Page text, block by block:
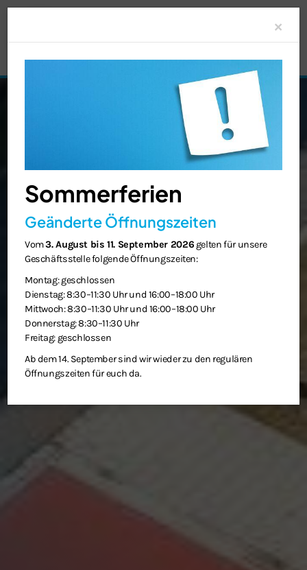
×
Sommerferien
Geänderte Öffnungszeiten
Vom3. August bis 11. September 2026 gelten für unsere
Geschäftsstelle folgende Öffnungszeiten:
Montag: geschlossen
Dienstag: 8:30–11:30 Uhr und 16:00–18:00 Uhr
Mittwoch: 8:30–11:30 Uhr und 16:00–18:00 Uhr
Donnerstag: 8:30–11:30 Uhr
Freitag: geschlossen
Ab dem 14. September sind wir wieder zu den regulären
Öffnungszeiten für euch da.